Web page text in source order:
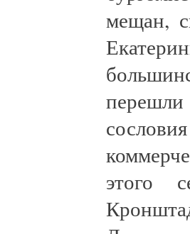
мещан,
этого